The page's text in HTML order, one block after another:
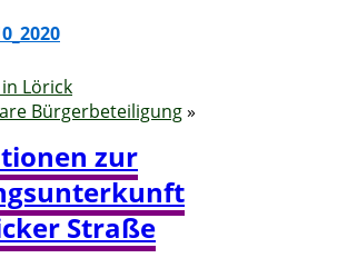
Lörick
Bürgerbeteiligung»
zur
Straße